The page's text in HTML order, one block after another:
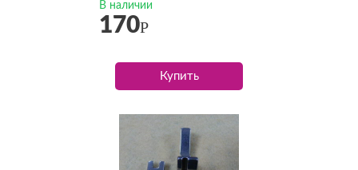
В наличии
170Р
Купить